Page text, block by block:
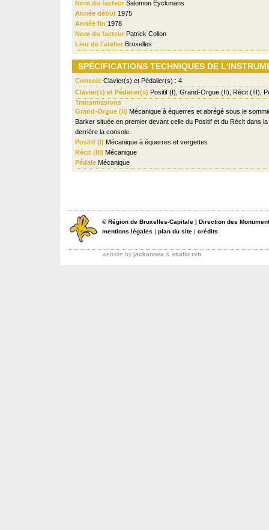
Nom du facteur Salomon Eyckmans
Année début 1975
Année fin 1978
Nom du facteur Patrick Collon
Lieu de l'atelier Bruxelles
SPÉCIFICATIONS TECHNIQUES DE
Console Clavier(s) et Pédalier(s) : 4
Clavier(s) et Pédalier(s) Positif (I), Grand-Orgue (II), Récit (III),
Transmissions
Grand-Orgue (II) Mécanique à équerres et abrégé sous le
Barker située en premier devant celle du Positif et du Récit dans
derrière la console.
Positif (I) Mécanique à équerres et vergettes
Récit (III) Mécanique
Pédale Mécanique
©Région de Bruxelles-Capitale | Direction des
mentions légales | plan du site | crédits
website by jackanova & studio rvb